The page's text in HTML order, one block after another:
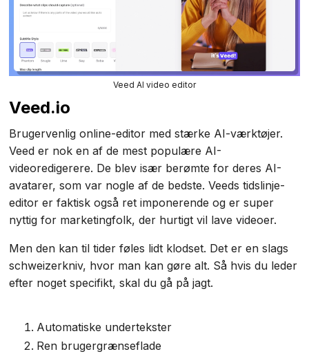
Veed AI video editor
Veed.io
Brugervenlig online-editor med stærke AI-værktøjer.
Veed er nok en af de mest populære AI-
videoredigerere. De blev især berømte for deres AI-
avatarer, som var nogle af de bedste. Veeds tidslinje-
editor er faktisk også ret imponerende og er super
nyttig for marketingfolk, der hurtigt vil lave videoer.
Men den kan til tider føles lidt klodset. Det er en slags
schweizerkniv, hvor man kan gøre alt. Så hvis du leder
efter noget specifikt, skal du gå på jagt.
Automatiske undertekster
Ren brugergrænseflade